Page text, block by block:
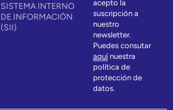
SISTEMA INTERNO
DE INFORMACIÓN
(SII)
acepto la
suscripción a
nuestro
newsletter.
Puedes consutar
aquínuestra
política de
protección de
datos.